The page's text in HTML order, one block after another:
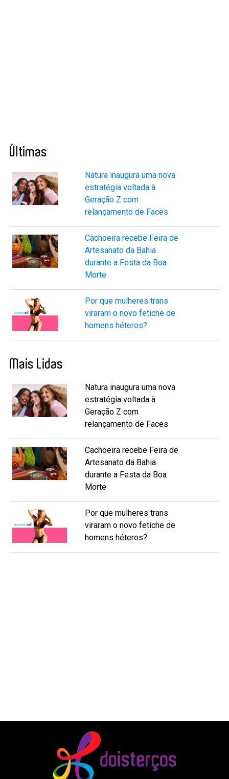
Últimas
Natura inaugura uma nova
estratégia voltada à
Geração Z com
relançamento de Faces
Cachoeira recebe Feira de
Artesanato da Bahia
durante a Festa da Boa
Morte
Por que mulheres trans
viraram o novo fetiche de
homens héteros?
Mais Lidas
Natura inaugura uma nova
estratégia voltada à
Geração Z com
relançamento de Faces
Cachoeira recebe Feira de
Artesanato da Bahia
durante a Festa da Boa
Morte
Por que mulheres trans
viraram o novo fetiche de
homens héteros?